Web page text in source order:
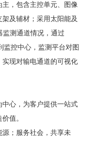
，包含主控单元、图像
及辅材；采用太阳能及
测通道情况，通过
监控中心，监测平台对图
现对输电通道的可视化
心，为客户提供一站式
值。
；服务社会，共享未